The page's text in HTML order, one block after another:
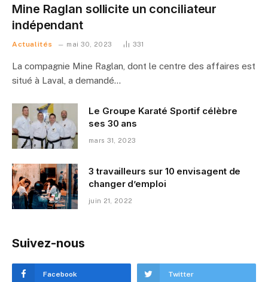
Mine Raglan sollicite un conciliateur
indépendant
Actualités mai 30, 2023 331
La compagnie Mine Raglan, dont le centre des affaires est
situé à Laval, a demandé…
Le Groupe Karaté Sportif célèbre
ses 30 ans
mars 31, 2023
3 travailleurs sur 10 envisagent de
changer d’emploi
juin 21, 2022
Suivez-nous
Facebook Twitter